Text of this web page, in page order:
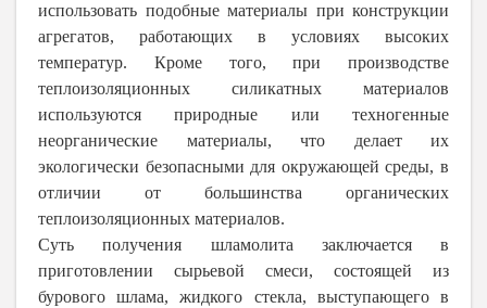
использовать подобные материалы при конструкции
агрегатов, работающих в условиях высоких
температур. Кроме того, при производстве
теплоизоляционных силикатных материалов
используются природные или техногенные
неорганические материалы, что делает их
экологически безопасными для окружающей среды, в
отличии от большинства органических
теплоизоляционных материалов.
Суть получения шламолита заключается в
приготовлении сырьевой смеси, состоящей из
бурового шлама, жидкого стекла, выступающего в